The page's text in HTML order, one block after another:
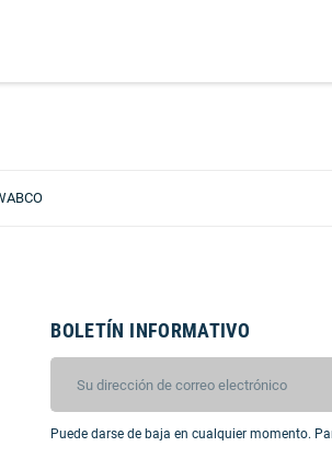
BOLETÍN INFORMATIVO
Puede darse de baja en cualquier momento.